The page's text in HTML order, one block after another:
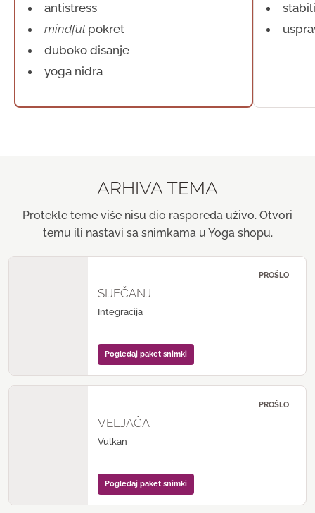
antistress
mindful pokret
duboko disanje
yoga nidra
ARHIVA TEMA
Protekle teme više nisu dio rasporeda uživo. Otvori
temu ili nastavi sa snimkama u Yoga shopu.
PROŠLO
SIJEČANJ
Integracija
Pogledaj paket snimki
PROŠLO
VELJAČA
Vulkan
Pogledaj paket snimki